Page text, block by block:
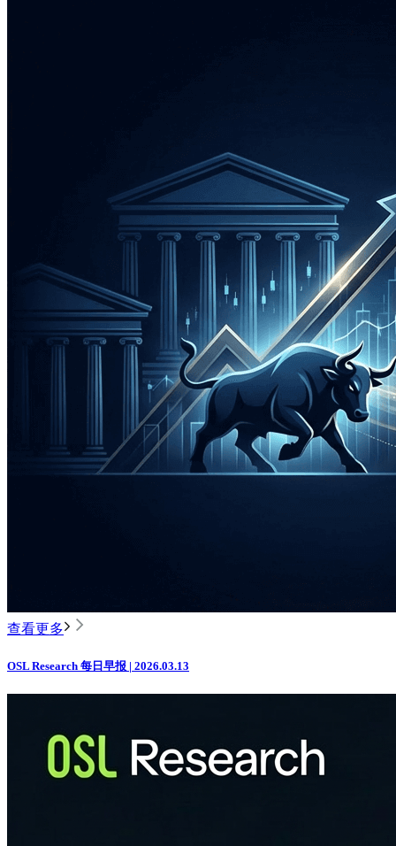
查看更多
OSL Research 每日早报 | 2026.03.13